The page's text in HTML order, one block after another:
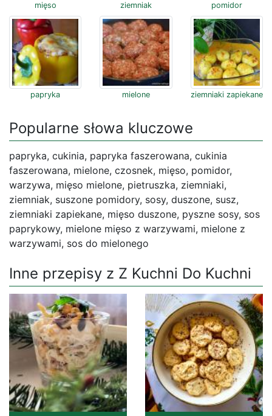
mięso ziemniak pomidor
papryka mielone ziemniaki zapiekane
Popularne słowa kluczowe
papryka, cukinia, papryka faszerowana, cukinia
faszerowana, mielone, czosnek, mięso, pomidor,
warzywa, mięso mielone, pietruszka, ziemniaki,
ziemniak, suszone pomidory, sosy, duszone, susz,
ziemniaki zapiekane, mięso duszone, pyszne sosy, sos
paprykowy, mielone mięso z warzywami, mielone z
warzywami, sos do mielonego
Inne przepisy z Z Kuchni Do Kuchni